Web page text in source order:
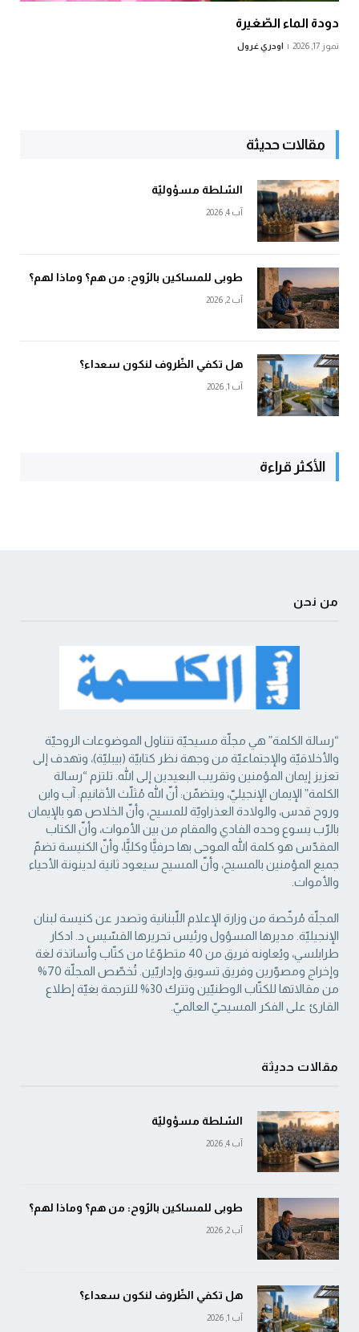
دودة الماء الصّغيرة
تموز 17, 2026 اودري غرول
مقالات حديثة
السّلطة مسؤوليّة
آب 4, 2026
طوبى للمساكين بالرّوح: من هم؟ وماذا لهم؟
آب 2, 2026
هل تكفي الظّروف لنكون سعداء؟
آب 1, 2026
الأكثر قراءة
من نحن
“رسالة الكلمة” هي مجلّة مسيحيّة تتناول الموضوعات الروحيّة
والأخلاقيّة والإجتماعيّة من ‏وجهة نظر كتابيّة (بيبليّة)، وتهدف إلى
تعزيز إيمان المؤمنين وتقريب البعيدين إلى الله. تلتزم “رسالة
‏الكلمة” الإيمان الإنجيليّ، ويتضمّن: أنّ الله مُثلّث الأقانيم: آب وابن
وروح قدس، والولادة العذراويّة ‏للمسيح، وأنّ الخلاص هو بالإيمان
بالرّب يسوع وحده الفادي والمقام من بين الأموات، وأنّ الكتاب
‏المقدّس هو كلمة الله الموحى بها حرفيًّا وكليًّا، وأنّ الكنيسة تضمّ
جميع المؤمنين بالمسيح، وأنّ المسيح ‏سيعود ثانية لدينونة الأحياء
والأموات. ‏
المجلّة مُرخّصة من وزارة الإعلام اللّبنانية وتصدر عن كنيسة لبنان
الإنجيليّة. مديرها المسؤول ‏ورئيس تحريرها القسّيس د. ادكار
طرابلسي، ويُعاونه فريق من 40 متطوّعًا من كتّاب وأساتذة لغة
‏وإخراج ومصوّرين وفريق تسويق وإداريّين. تُخصّص المجلّة 70%
من مقالاتها للكتّاب الوطنيّين ‏وتترك 30% للترجمة بغيّة إطلاع
القارئ على الفكر المسيحيّ العالميّ.‏
مقالات حديثة
السّلطة مسؤوليّة
آب 4, 2026
طوبى للمساكين بالرّوح: من هم؟ وماذا لهم؟
آب 2, 2026
هل تكفي الظّروف لنكون سعداء؟
آب 1, 2026